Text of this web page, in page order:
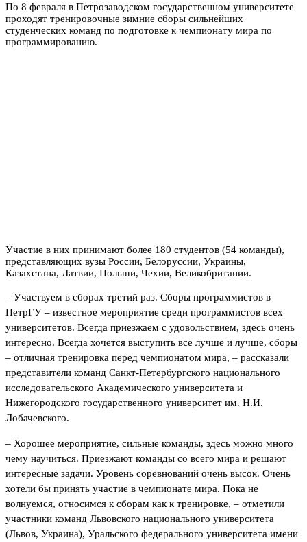
По 8 февраля в Петрозаводском государственном университете
проходят тренировочные зимние сборы сильнейших
студенческих команд по подготовке к чемпионату мира по
программированию.
Участие в них принимают более 180 студентов (54 команды),
представляющих вузы России, Белоруссии, Украины,
Казахстана, Латвии, Польши, Чехии, Великобритании.
– Участвуем в сборах третий раз. Сборы программистов в
ПетрГУ – известное мероприятие среди программистов всех
университетов. Всегда приезжаем с удовольствием, здесь очень
интересно. Всегда хочется выступить все лучше и лучше, сборы
– отличная тренировка перед чемпионатом мира, – рассказали
представители команд Санкт-Петербургского национального
исследовательского Академического университета и
Нижегородского государственного университет им. Н.И.
Лобачевского.
– Хорошее мероприятие, сильные команды, здесь можно много
чему научиться. Приезжают команды со всего мира и решают
интересные задачи. Уровень соревнований очень высок. Очень
хотели бы принять участие в чемпионате мира. Пока не
волнуемся, относимся к сборам как к тренировке, – отметили
участники команд Львовского национального университета
(Львов, Украина), Уральского федерального университета имени